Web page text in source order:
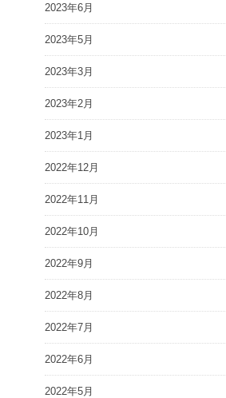
2023年6月
2023年5月
2023年3月
2023年2月
2023年1月
2022年12月
2022年11月
2022年10月
2022年9月
2022年8月
2022年7月
2022年6月
2022年5月